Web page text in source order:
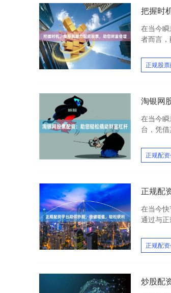
把握时
在当今
者而言
正规股
淘银网
在当今
台，凭
正规配资
正规配
在当今
通过与
正规配资
炒股配